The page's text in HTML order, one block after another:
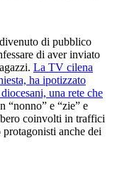
di pubblico
di aver inviato
La TV cilena
ha ipotizzato
una rete che
“nonnoˮ e “zieˮ e
coinvolti in traffici
anche dei